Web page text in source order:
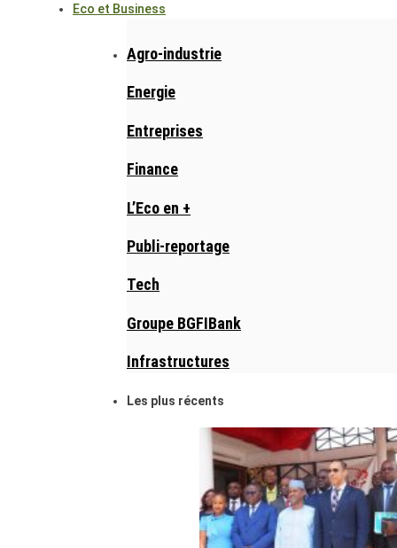
Eco et Business
Agro-industrie
Energie
Entreprises
Finance
L’Eco en +
Publi-reportage
Tech
Groupe BGFIBank
Infrastructures
Les plus récents